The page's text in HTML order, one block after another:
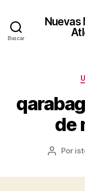
Buscar
Nuevas
de
Autor
Por